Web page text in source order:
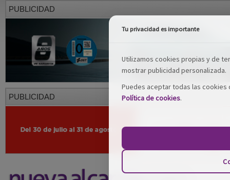
PUBLICIDAD
PUBLICIDAD
Tu privacidad es importante
Utilizamos cookies propias y de
mostrar publicidad personalizada.
Puedes aceptar todas las
Política de cookies.